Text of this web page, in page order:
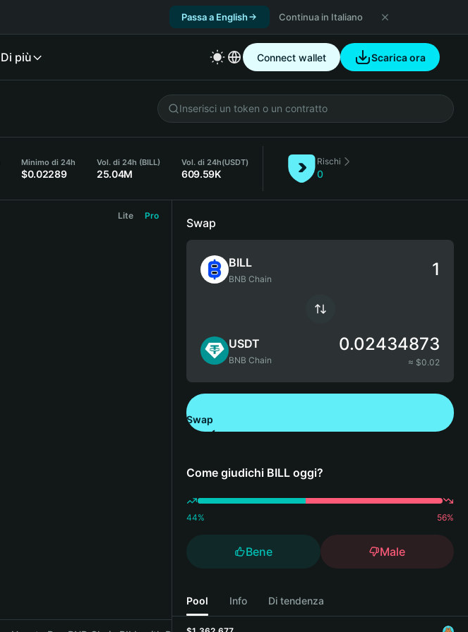
Passa a English Continua in Italiano
Di più Connect wallet Scarica ora
Minimo di 24h
$0.02289
Vol. di 24h (BILL)
25.04M
Vol. di 24h(USDT)
609.59K
Rischi
0
Lite Pro
Swap
BILL
BNB Chain
USDT
BNB Chain
0.02434873
≈ $0.02
Swap
Come giudichi BILL oggi?
44% 56%
Bene Male
Pool Info Di tendenza